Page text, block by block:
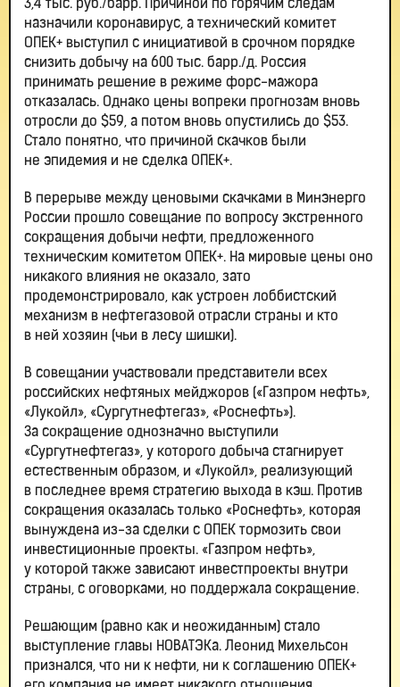
3,4 тыс. руб./барр. Причиной по горячим следам
назначили коронавирус, а технический комитет
ОПЕК+ выступил с инициативой в срочном порядке
снизить добычу на 600 тыс. барр./д. Россия
принимать решение в режиме форс-мажора
отказалась. Однако цены вопреки прогнозам вновь
отросли до $59, а потом вновь опустились до $53.
Стало понятно, что причиной скачков были
не эпидемия и не сделка ОПЕК+.
В перерыве между ценовыми скачками в Минэнерго
России прошло совещание по вопросу экстренного
сокращения добычи нефти, предложенного
техническим комитетом ОПЕК+. На мировые цены оно
никакого влияния не оказало, зато
продемонстрировало, как устроен лоббистский
механизм в нефтегазовой отрасли страны и кто
в ней хозяин (чьи в лесу шишки).
В совещании участвовали представители всех
российских нефтяных мейджоров («Газпром нефть»,
«Лукойл», «Сургутнефтегаз», «Роснефть»).
За сокращение однозначно выступили
«Сургутнефтегаз», у которого добыча стагнирует
естественным образом, и «Лукойл», реализующий
в последнее время стратегию выхода в кэш. Против
сокращения оказалась только «Роснефть», которая
вынуждена из-за сделки с ОПЕК тормозить свои
инвестиционные проекты. «Газпром нефть»,
у которой также зависают инвестпроекты внутри
страны, с оговорками, но поддержала сокращение.
Решающим (равно как и неожиданным) стало
выступление главы НОВАТЭКа. Леонид Михельсон
признался, что ни к нефти, ни к соглашению ОПЕК+